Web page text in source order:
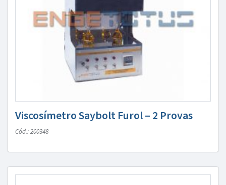
Viscosímetro Saybolt Furol – 2 Provas
Cód.: 200348